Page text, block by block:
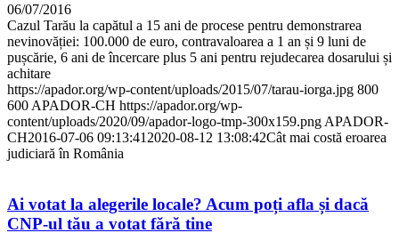
06/07/2016
Cazul Tarău la capătul a 15 ani de procese pentru demonstrarea
nevinovăției: 100.000 de euro, contravaloarea a 1 an și 9 luni de
pușcărie, 6 ani de încercare plus 5 ani pentru rejudecarea dosarului și
achitare
https://apador.org/wp-content/uploads/2015/07/tarau-iorga.jpg 800
600 APADOR-CH https://apador.org/wp-
content/uploads/2020/09/apador-logo-tmp-300x159.png APADOR-
CH2016-07-06 09:13:41 2020-08-12 13:08:42Cât mai costă eroarea
judiciară în România
Ai votat la alegerile locale? Acum poți afla și dacă
CNP-ul tău a votat fără tine